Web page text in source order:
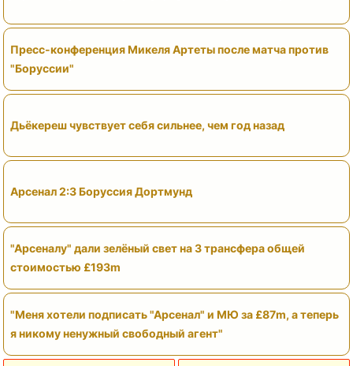
Пресс-конференция Микеля Артеты после матча против
"Боруссии"
Дьёкереш чувствует себя сильнее, чем год назад
Арсенал 2:3 Боруссия Дортмунд
"Арсеналу" дали зелёный свет на 3 трансфера общей
стоимостью £193m
"Меня хотели подписать "Арсенал" и МЮ за £87m, а теперь
я никому ненужный свободный агент"